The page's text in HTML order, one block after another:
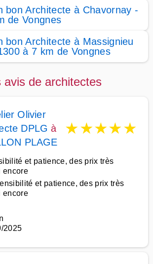
bon Architecte à Chavornay -
de Vongnes
bon Architecte à Massignieu
à 7 km de Vongnes
avis de architectes
Olivier
DPLG à
PLAGE
★★★★★
et patience, des prix très
encore
et patience, des prix très
encore
2025